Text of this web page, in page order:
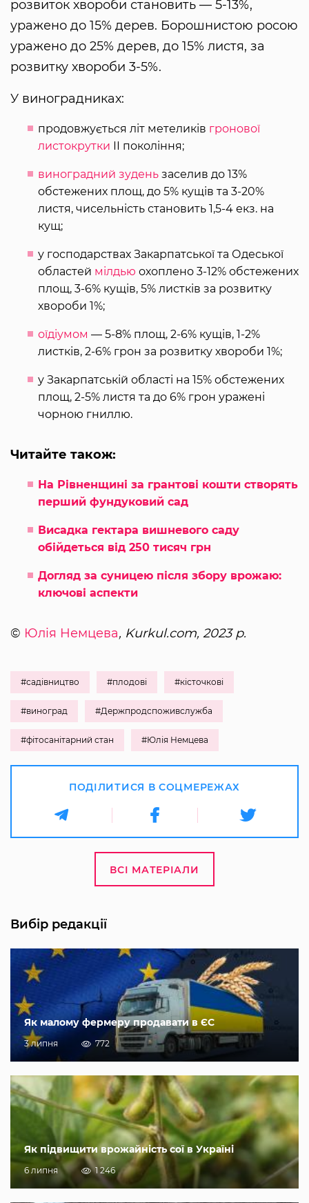
розвиток хвороби становить — 5-13%,
уражено до 15% дерев. Борошнистою росою
уражено до 25% дерев, до 15% листя, за
розвитку хвороби 3-5%.
У виноградниках:
продовжується літ метеликів гронової
листокрутки ІІ покоління;
виноградний зудень заселив до 13%
обстежених площ, до 5% кущів та 3-20%
листя, чисельність становить 1,5-4 екз. на
кущ;
у господарствах Закарпатської та Одеської
областей мілдью охоплено 3-12% обстежених
площ, 3-6% кущів, 5% листків за розвитку
хвороби 1%;
оїдіумом — 5-8% площ, 2-6% кущів, 1-2%
листків, 2-6% грон за розвитку хвороби 1%;
у Закарпатській області на 15% обстежених
площ, 2-5% листя та до 6% грон уражені
чорною гниллю.
Читайте також:
На Рівненщині за грантові кошти створять
перший фундуковий сад
Висадка гектара вишневого саду
обійдеться від 250 тисяч грн
Догляд за суницею після збору врожаю:
ключові аспекти
© Юлія Немцева, Kurkul.com, 2023 р.
#садівництво #плодові #кісточкові
#виноград #Держпродспоживслужба
#фітосанітарний стан #Юлія Немцева
ПОДІЛИТИСЯ В СОЦМЕРЕЖАХ
ВСІ МАТЕРІАЛИ
Вибір редакції
Як малому фермеру продавати в ЄС
3 липня 772
Як підвищити врожайність сої в Україні
6 липня 1 246